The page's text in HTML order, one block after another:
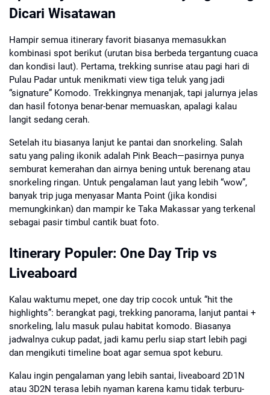
Dicari Wisatawan
Hampir semua itinerary favorit biasanya memasukkan
kombinasi spot berikut (urutan bisa berbeda tergantung cuaca
dan kondisi laut). Pertama, trekking sunrise atau pagi hari di
Pulau Padar untuk menikmati view tiga teluk yang jadi
“signature” Komodo. Trekkingnya menanjak, tapi jalurnya jelas
dan hasil fotonya benar-benar memuaskan, apalagi kalau
langit sedang cerah.
Setelah itu biasanya lanjut ke pantai dan snorkeling. Salah
satu yang paling ikonik adalah Pink Beach—pasirnya punya
semburat kemerahan dan airnya bening untuk berenang atau
snorkeling ringan. Untuk pengalaman laut yang lebih “wow”,
banyak trip juga menyasar Manta Point (jika kondisi
memungkinkan) dan mampir ke Taka Makassar yang terkenal
sebagai pasir timbul cantik buat foto.
Itinerary Populer: One Day Trip vs
Liveaboard
Kalau waktumu mepet, one day trip cocok untuk “hit the
highlights”: berangkat pagi, trekking panorama, lanjut pantai +
snorkeling, lalu masuk pulau habitat komodo. Biasanya
jadwalnya cukup padat, jadi kamu perlu siap start lebih pagi
dan mengikuti timeline boat agar semua spot keburu.
Kalau ingin pengalaman yang lebih santai, liveaboard 2D1N
atau 3D2N terasa lebih nyaman karena kamu tidak terburu-